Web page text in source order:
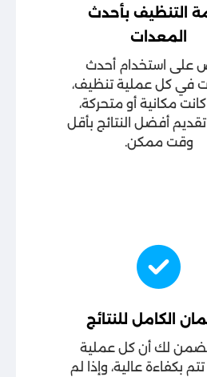
التنظيف بأحدث
المعدات
على استخدام أحدث
في كل عملية تنظيف،
مكانية أو متحركة،
أفضل النتائج بأقل
وقت ممكن.
الكامل للنتائج
لك أن كل عملية
بكفاءة عالية، وإذا لم